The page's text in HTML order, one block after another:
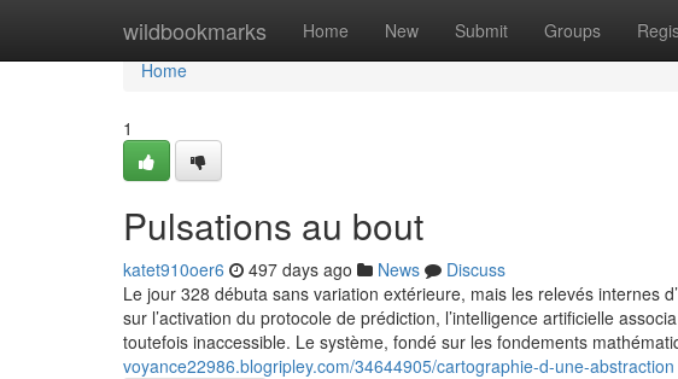
wildbookmarks Home New Submit Groups
Home
Home
1
Pulsations au bout
katet910oer6 497 days ago News
Discuss
Le jour 328 débuta sans variation extérieure, mais les relevés internes
sur l’activation du protocole de prédiction, l’intelligence artificielle
toutefois inaccessible. Le système, fondé sur les fondements
voyance22986.blogripley.com/34644905/cartographie-d-une-abstraction